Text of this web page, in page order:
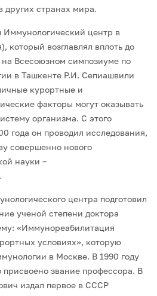
странах мира.
Иммунологический центр в
который возглавлял вплоть до
на Всесоюзном симпозиу­ме по
в Ташкенте Р.И. Сепиашвили
курортные и
факторы могут оказывать
организма. С этого
года он проводил исследования,
совершенно нового
науки –
центра подготовил
ученой степени доктора
«Иммунореабилитация
условиях», которую
в Москве. В 1990 году
звание профессора. В
издал первое в СССР